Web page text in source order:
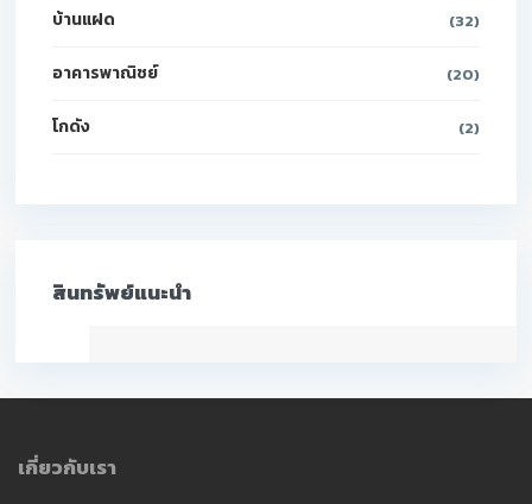
บ้านแฝด (32)
อาคารพาณิชย์ (20)
โกดัง (2)
สินทรัพย์แนะนำ
เกี่ยวกับเรา